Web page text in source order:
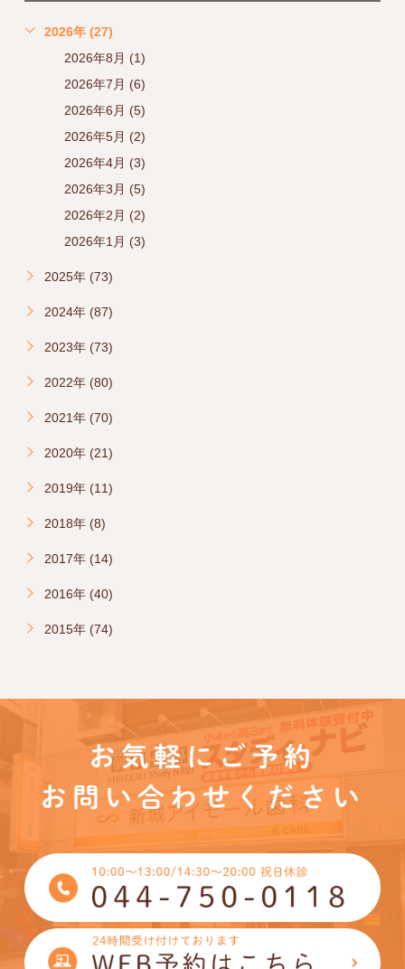
2026年 (27)
2026年8月 (1)
2026年7月 (6)
2026年6月 (5)
2026年5月 (2)
2026年4月 (3)
2026年3月 (5)
2026年2月 (2)
2026年1月 (3)
2025年 (73)
2024年 (87)
2023年 (73)
2022年 (80)
2021年 (70)
2020年 (21)
2019年 (11)
2018年 (8)
2017年 (14)
2016年 (40)
2015年 (74)
お気軽にご予約
お問い合わせください